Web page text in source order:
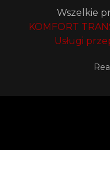
Wszelkie
KOMFORT
Usługi